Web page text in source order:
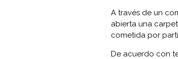
A través de un
abierta una
cometida por
De acuerdo con